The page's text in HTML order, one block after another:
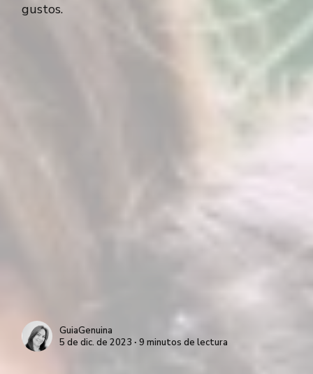
gustos.
GuiaGenuina
5 de dic. de 2023 ∙ 9 minutos de lectura